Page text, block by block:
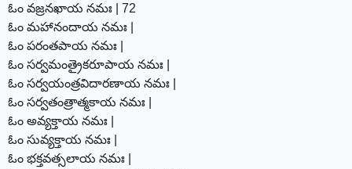
ఓం వజ్రనఖాయ నమః | 72
ఓం మహానందాయ నమః |
ఓం పరంతపాయ నమః |
ఓం సర్వమంత్రైకరూపాయ నమః |
ఓం సర్వయంత్రవిదారణాయ నమః |
ఓం సర్వతంత్రాత్మకాయ నమః |
ఓం అవ్యక్తాయ నమః |
ఓం సువ్యక్తాయ నమః |
ఓం భక్తవత్సలాయ నమః |